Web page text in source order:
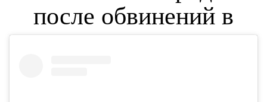
после обвинений в
плагиате